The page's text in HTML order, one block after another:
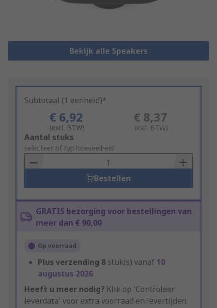
Bekijk alle Speakers
Subtotaal (1 eenheid)*
€ 6,92
(excl. BTW)
€ 8,37
(incl. BTW)
Add
to
Basket
Aantal stuks
selecteer of typ hoeveelheid
Bestellen
GRATIS bezorging voor bestellingen van
meer dan € 90,00
Op voorraad
Plus verzending 8 stuk(s) vanaf 10
augustus 2026
Heeft u meer nodig? Klik op 'Controleer
leverdata' voor extra voorraad en levertijden.